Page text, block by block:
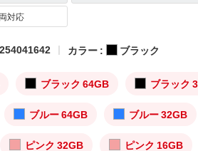
対応
カラー : ブラック
ブラック 64GB ブラック
ブルー 64GB ブルー 32GB
ピンク 32GB ピンク 16GB